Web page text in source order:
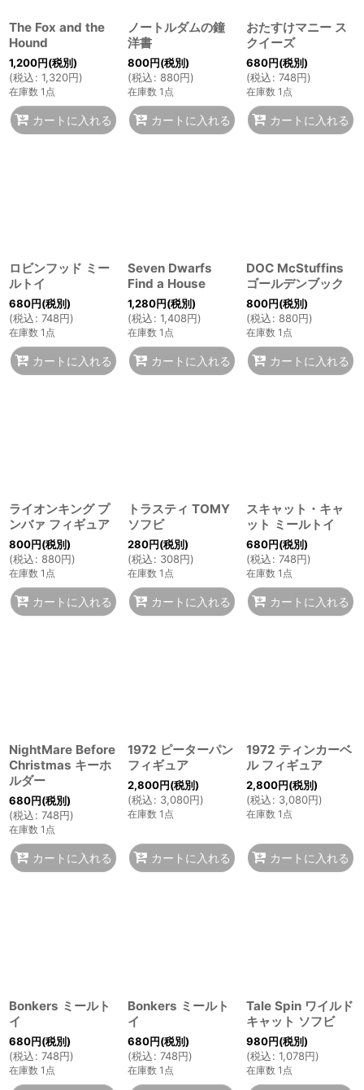
The Fox and the
Hound
1,200円(税別)
(税込: 1,320円)
在庫数 1点
カートに入れる
ノートルダムの鐘
洋書
800円(税別)
(税込: 880円)
在庫数 1点
カートに入れる
おたすけマニー ス
クイーズ
680円(税別)
(税込: 748円)
在庫数 1点
カートに入れる
ロビンフッド ミー
ルトイ
680円(税別)
(税込: 748円)
在庫数 1点
カートに入れる
Seven Dwarfs
Find a House
1,280円(税別)
(税込: 1,408円)
在庫数 1点
カートに入れる
DOC McStuffins
ゴールデンブック
800円(税別)
(税込: 880円)
在庫数 1点
カートに入れる
ライオンキング プ
ンバァ フィギュア
800円(税別)
(税込: 880円)
在庫数 1点
カートに入れる
トラスティ TOMY
ソフビ
280円(税別)
(税込: 308円)
在庫数 1点
カートに入れる
スキャット・キャ
ット ミールトイ
680円(税別)
(税込: 748円)
在庫数 1点
カートに入れる
NightMare Before
Christmas キーホ
ルダー
680円(税別)
(税込: 748円)
在庫数 1点
カートに入れる
1972 ピーターパン
フィギュア
2,800円(税別)
(税込: 3,080円)
在庫数 1点
カートに入れる
1972 ティンカーベ
ル フィギュア
2,800円(税別)
(税込: 3,080円)
在庫数 1点
カートに入れる
Bonkers ミールト
イ
680円(税別)
(税込: 748円)
在庫数 1点
Bonkers ミールト
イ
680円(税別)
(税込: 748円)
在庫数 1点
Tale Spin ワイルド
キャット ソフビ
980円(税別)
(税込: 1,078円)
在庫数 1点